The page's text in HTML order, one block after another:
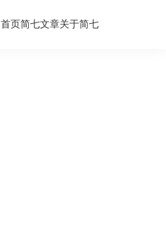
首页简七文章关于简七